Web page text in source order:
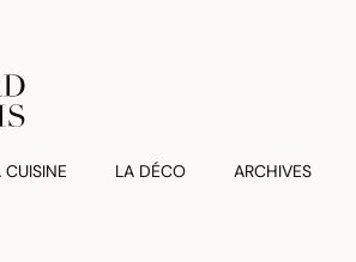
CUISINE LA DÉCO ARCHIVES